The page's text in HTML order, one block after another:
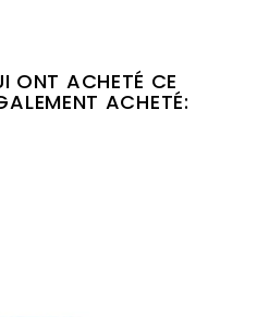
ONT ACHETÉ CE
ACHETÉ: